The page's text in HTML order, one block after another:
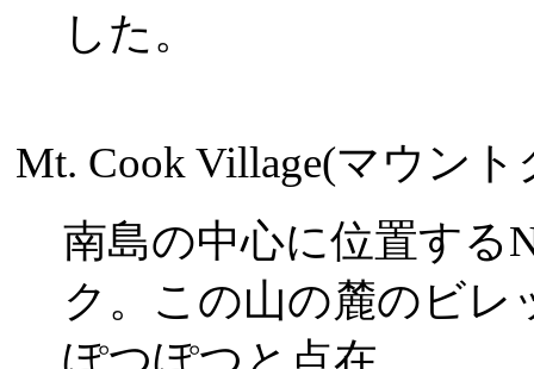
した。
Mt. Cook Village(マウン
南島の中心に位置する
ク。この山の麓のビ